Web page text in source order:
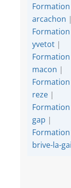
arcachon |
yvetot |
macon |
reze |
gap |
brive-la-